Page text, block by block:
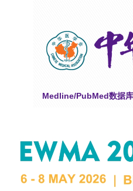
Medline/PubMed数据库